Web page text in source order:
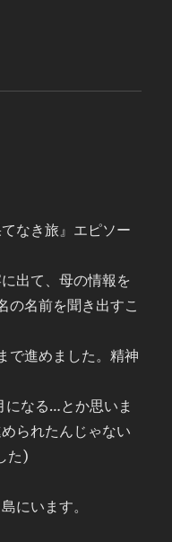
なき旅』エピソー
出て、母の情報を
の名前を聞き出すこ
で進めました。精神
なる…とか思いま
られたんじゃない
た)
にいます。